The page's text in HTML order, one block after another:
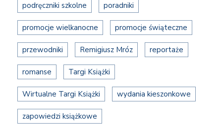
podręczniki szkolne poradniki
promocje wielkanocne promocje świąteczne
przewodniki Remigiusz Mróz reportaże
romanse Targi Książki
Wirtualne Targi Książki wydania kieszonkowe
zapowiedzi książkowe